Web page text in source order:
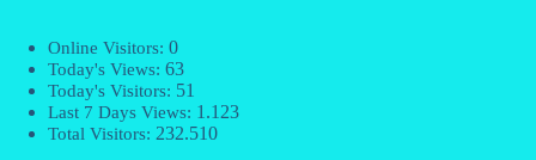
Online Visitors: 0
Today's Views: 63
Today's Visitors: 51
Last 7 Days Views: 1.123
Total Visitors: 232.510